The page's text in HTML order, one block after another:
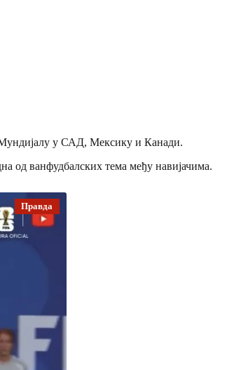
Мундијалу у САД, Мексику и Канади.
од ванфудбалских тема међу навијачима.
Правда